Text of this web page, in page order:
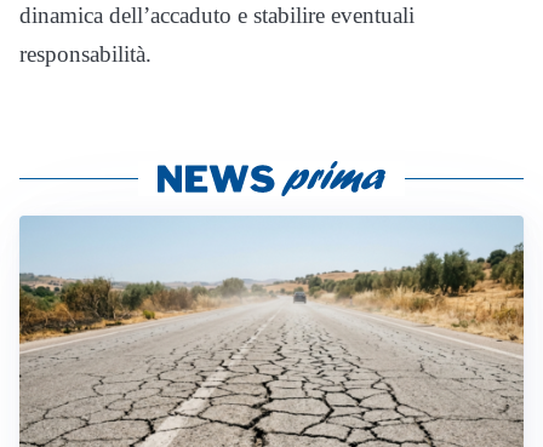
dinamica dell’accaduto e stabilire eventuali
responsabilità.